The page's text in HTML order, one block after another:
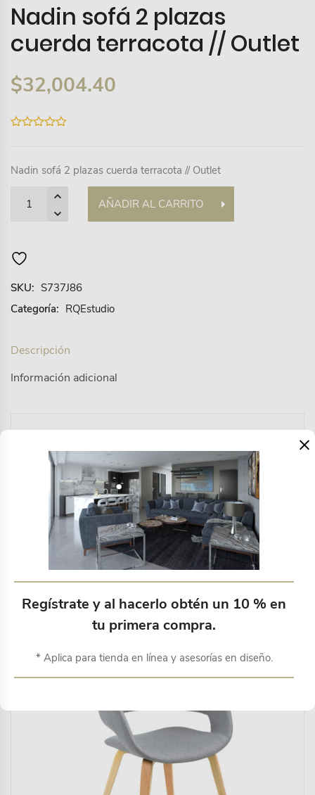
Nadin sofá 2 plazas
cuerda terracota // Outlet
$32,004.40
5
Nadin sofá 2 plazas cuerda terracota // Outlet
AÑADIR AL CARRITO
SKU: S737J86
Categoría: RQEstudio
Descripción
Información adicional
exclusivo con un plus de autenticidad al trenzar la
cuerda artesanalmente para crear el respaldo.
Materiales: Acero galvanizado, Cuerda, Poliéster,
Productos relacionados
×
Regístrate y al hacerlo obtén un 10 % en
tu primera compra.
* Aplica para tienda en línea y asesorías en diseño.